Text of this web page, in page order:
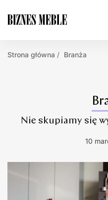
Strona główna Branża
Nie skupiamy się
10